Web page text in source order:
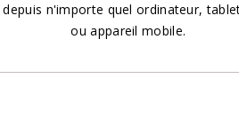
depuis n'importe quel ordinateur,
ou appareil mobile.